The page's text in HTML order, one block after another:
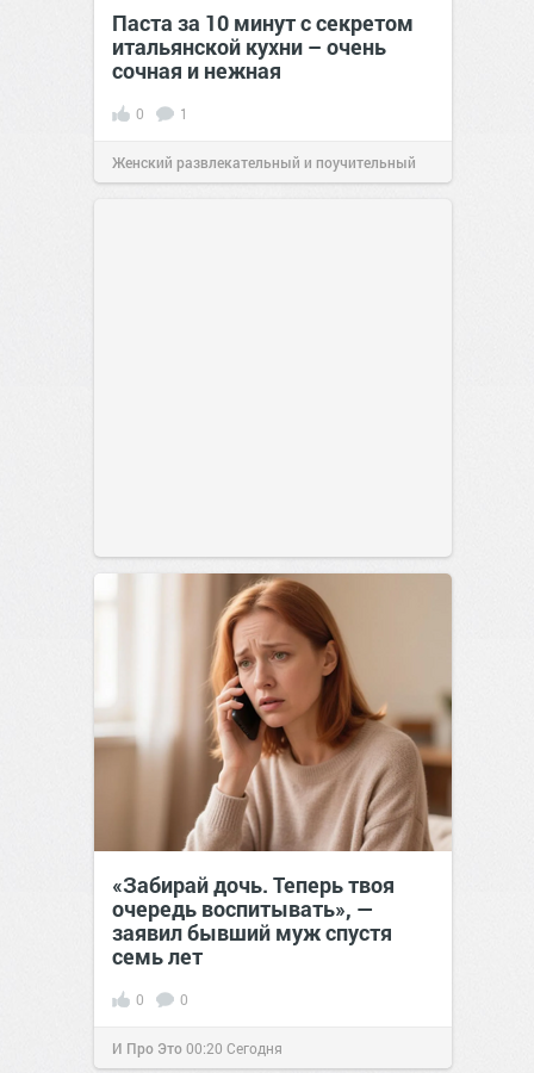
Паста за 10 минут с секретом
итальянской кухни – очень
сочная и нежная
0 1
Женский развлекательный и поучительный
«Забирай дочь. Теперь твоя
очередь воспитывать», —
заявил бывший муж спустя
семь лет
0 0
И Про Это00:20 Сегодня